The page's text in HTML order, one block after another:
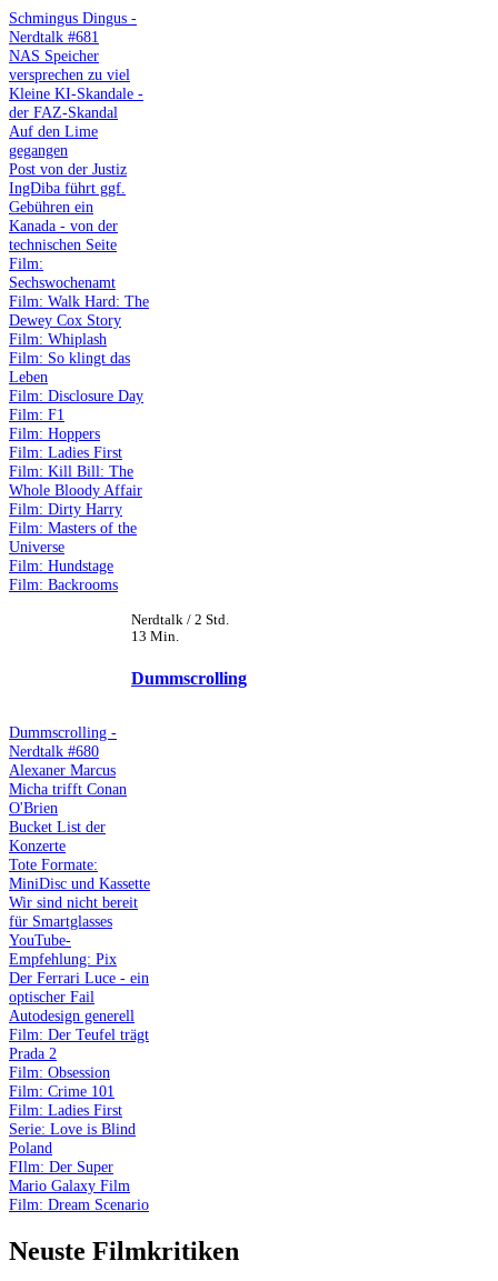
Schmingus Dingus -
Nerdtalk #681
NAS Speicher
versprechen zu viel
Kleine KI-Skandale -
der FAZ-Skandal
Auf den Lime
gegangen
Post von der Justiz
IngDiba führt ggf.
Gebühren ein
Kanada - von der
technischen Seite
Film:
Sechswochenamt
Film: Walk Hard: The
Dewey Cox Story
Film: Whiplash
Film: So klingt das
Leben
Film: Disclosure Day
Film: F1
Film: Hoppers
Film: Ladies First
Film: Kill Bill: The
Whole Bloody Affair
Film: Dirty Harry
Film: Masters of the
Universe
Film: Hundstage
Film: Backrooms
Nerdtalk / 2 Std.
13 Min.
Dummscrolling
Dummscrolling -
Nerdtalk #680
Alexaner Marcus
Micha trifft Conan
O'Brien
Bucket List der
Konzerte
Tote Formate:
MiniDisc und Kassette
Wir sind nicht bereit
für Smartglasses
YouTube-
Empfehlung: Pix
Der Ferrari Luce - ein
optischer Fail
Autodesign generell
Film: Der Teufel trägt
Prada 2
Film: Obsession
Film: Crime 101
Film: Ladies First
Serie: Love is Blind
Poland
FIlm: Der Super
Mario Galaxy Film
Film: Dream Scenario
Neuste Filmkritiken